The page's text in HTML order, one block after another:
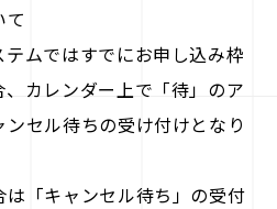
ムではすでにお申し込み枠
カレンダー上で「待」のア
セル待ちの受け付けとなり
「キャンセル待ち」の受付